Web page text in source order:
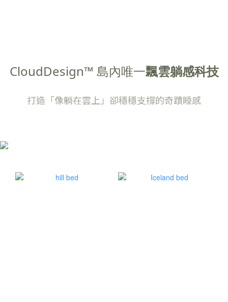
CloudDesign™ 島內唯一飄雲躺感科技
打造「像躺在雲上」卻穩穩支撐的奇蹟睡感